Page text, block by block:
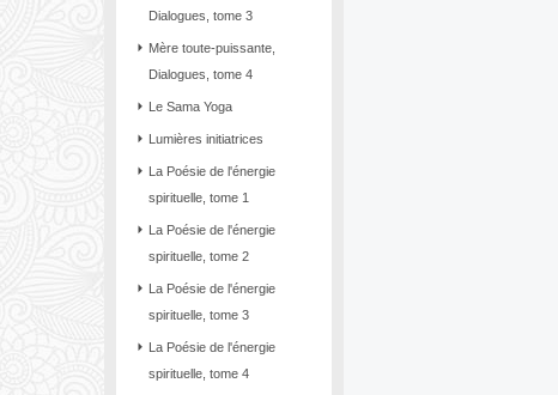
Dialogues, tome 3
Mère toute-puissante,
Dialogues, tome 4
Le Sama Yoga
Lumières initiatrices
La Poésie de l'énergie
spirituelle, tome 1
La Poésie de l'énergie
spirituelle, tome 2
La Poésie de l'énergie
spirituelle, tome 3
La Poésie de l'énergie
spirituelle, tome 4